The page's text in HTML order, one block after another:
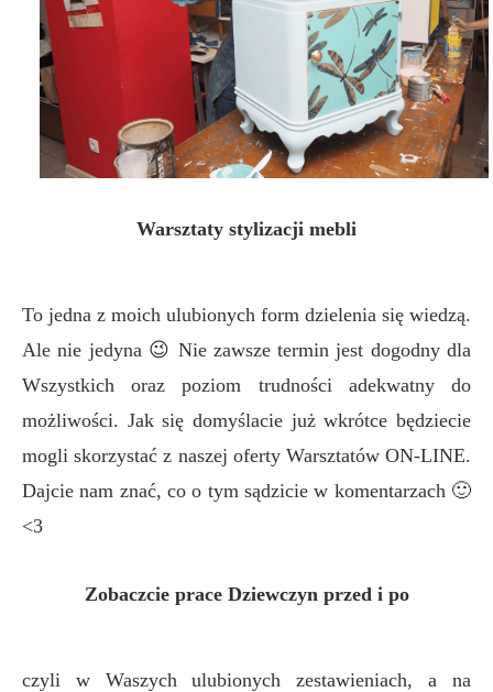
Warsztaty stylizacji mebli
To jedna z moich ulubionych form dzielenia się wiedzą.
Ale nie jedyna 😉 Nie zawsze termin jest dogodny dla
Wszystkich oraz poziom trudności adekwatny do
możliwości. Jak się domyślacie już wkrótce będziecie
mogli skorzystać z naszej oferty Warsztatów ON-LINE.
Dajcie nam znać, co o tym sądzicie w komentarzach 🙂
<3
Zobaczcie prace Dziewczyn przed i po
czyli w Waszych ulubionych zestawieniach, a na